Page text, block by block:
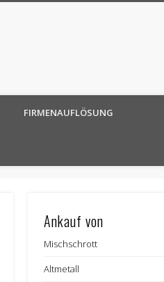
FIRMENAUFLÖSUNG
Ankauf von
Mischschrott
Altmetall